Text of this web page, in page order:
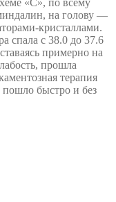
«С», по всему
на голову —
кристаллами.
спала с 38.0 до 37.6
примерно на
прошла
терапия
быстро и без